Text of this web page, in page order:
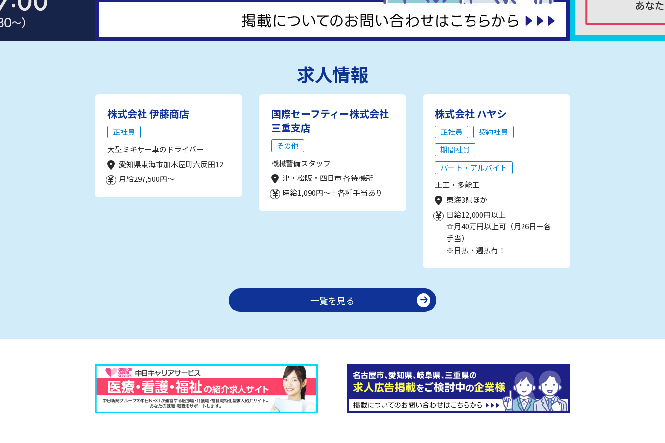
求人情報
株式会社 伊藤商店
正社員
大型ミキサー車のドライバー
愛知県東海市加木屋町六反田12
月給297,500円～
国際セーフティー株式会社
三重支店
その他
機械警備スタッフ
津・松阪・四日市 各待機所
時給1,090円～＋各種手当あり
株式会社 ハヤシ
正社員
契約社員
期間社員
パート・アルバイト
土工・多能工
東海3県ほか
日給12,000円以上
☆月40万円以上可（月26日＋各
手当）
※日払・週払有！
一覧を見る